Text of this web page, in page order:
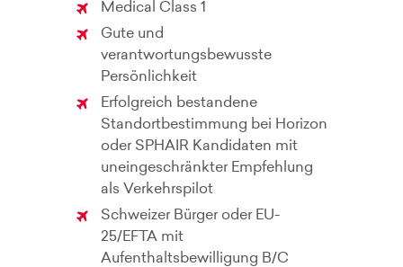
Medical Class 1
Gute und
verantwortungsbewusste
Persönlichkeit
Erfolgreich bestandene
Standortbestimmung bei Horizon
oder SPHAIR Kandidaten mit
uneingeschränkter Empfehlung
als Verkehrspilot
Schweizer Bürger oder EU-
25/EFTA mit
Aufenthaltsbewilligung B/C